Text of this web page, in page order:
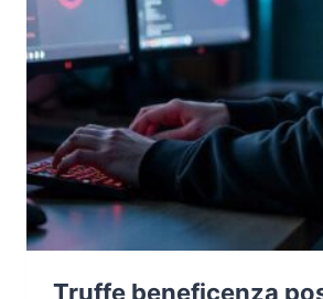
Truffe beneficenza